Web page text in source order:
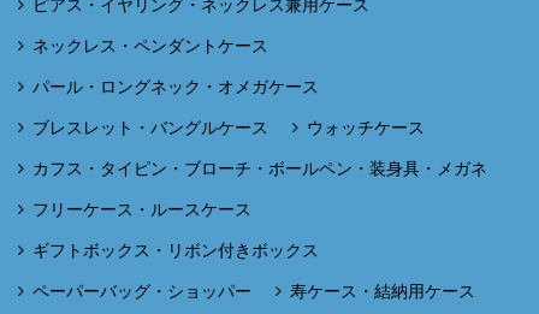
ピアス・イヤリング・ネックレス兼用ケース
ネックレス・ペンダントケース
パール・ロングネック・オメガケース
ブレスレット・バングルケース ウォッチケース
カフス・タイピン・ブローチ・ボールペン・装身具・メガネ
フリーケース・ルースケース
ギフトボックス・リボン付きボックス
ペーパーバッグ・ショッパー 寿ケース・結納用ケース